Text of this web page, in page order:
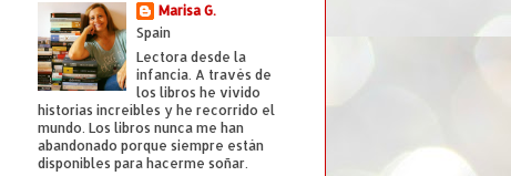
Marisa G.
Spain
Lectora desde la
infancia. A través de
los libros he vivido
historias increíbles y he recorrido el
mundo. Los libros nunca me han
abandonado porque siempre están
disponibles para hacerme soñar.